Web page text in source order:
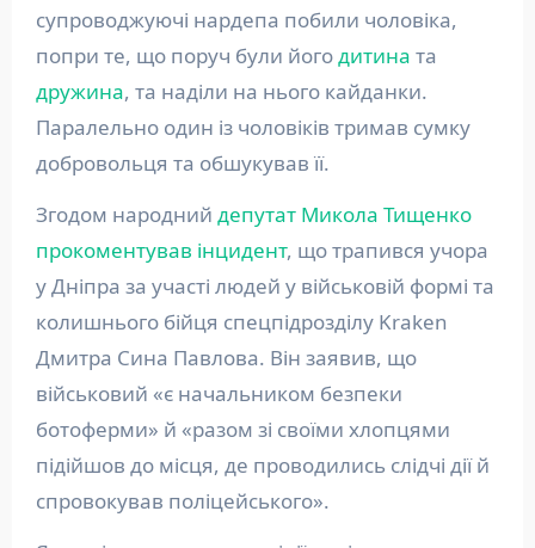
супроводжуючі нардепа побили чоловіка,
попри те, що поруч були йогодитина та
дружина, та наділи на нього кайданки.
Паралельно один із чоловіків тримав сумку
добровольця та обшукував її.
Згодом народний депутат Микола Тищенко
прокоментував інцидент, що трапився учора
у Дніпра за участі людей у військовій формі та
колишнього бійця спецпідрозділу Kraken
Дмитра Сина Павлова. Він заявив, що
військовий «є начальником безпеки
ботоферми» й «разом зі своїми хлопцями
підійшов до місця, де проводились слідчі дії й
спровокував поліцейського».